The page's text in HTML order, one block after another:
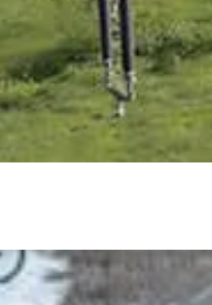
Dazu bedarf es jedoch